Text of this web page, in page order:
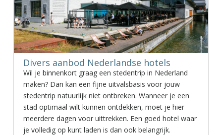
Divers aanbod Nederlandse hotels
Wil je binnenkort graag een stedentrip in Nederland
maken? Dan kan een fijne uitvalsbasis voor jouw
stedentrip natuurlijk niet ontbreken. Wanneer je een
stad optimaal wilt kunnen ontdekken, moet je hier
meerdere dagen voor uittrekken. Een goed hotel waar
je volledig op kunt laden is dan ook belangrijk.